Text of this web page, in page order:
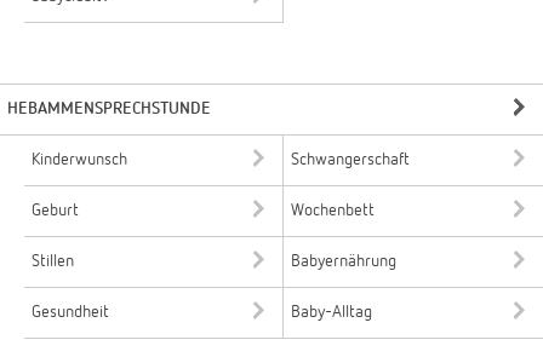
HEBAMMENSPRECHSTUNDE
Kinderwunsch Schwangerschaft
Geburt Wochenbett
Stillen Babyernährung
Gesundheit Baby-Alltag